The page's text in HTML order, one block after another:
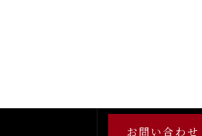
お問い合わせ